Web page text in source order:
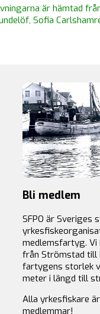
är hämtad
Sofia
Bli medlem
SFPO är Sveriges
medlemsfartyg. Vi
från Strömstad till
fartygens storlek
meter i längd till
Alla yrkesfiskare
medlemmar!